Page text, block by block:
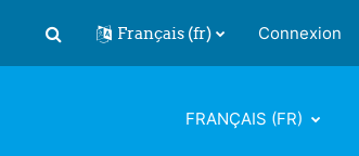
Activer/désactiver la saisie de
Français ‎(fr)‎ Connexion
FRANÇAIS ‎(FR)‎